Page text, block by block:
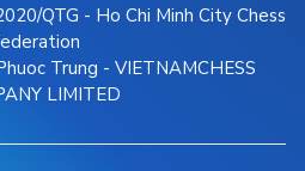
QTG - Ho Chi Minh City Chess
Trung - VIETNAMCHESS
LIMITED